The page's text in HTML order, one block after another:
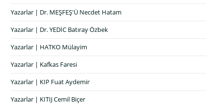
Yazarlar | Dr. MEŞFEŞ'Ü Necdet Hatam
Yazarlar | Dr. YEDİC Batıray Özbek
Yazarlar | HATKO Mülayim
Yazarlar | Kafkas Faresi
Yazarlar | KIP Fuat Aydemir
Yazarlar | KITIJ Cemil Biçer